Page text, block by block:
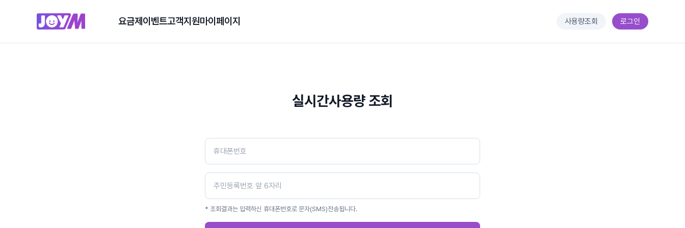
요금제 이벤트고객지원마이페이지 사용량조회 로그인
실시간사용량 조회
* 조회결과는 입력하신 휴대폰번호로 문자(SMS)전송됩니다.